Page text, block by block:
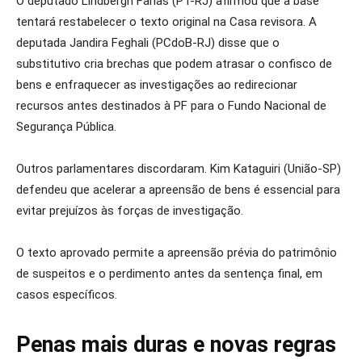
tentará restabelecer o texto original na Casa revisora. A
deputada Jandira Feghali (PCdoB-RJ) disse que o
substitutivo cria brechas que podem atrasar o confisco de
bens e enfraquecer as investigações ao redirecionar
recursos antes destinados à PF para o Fundo Nacional de
Segurança Pública.
Outros parlamentares discordaram. Kim Kataguiri (União-SP)
defendeu que acelerar a apreensão de bens é essencial para
evitar prejuízos às forças de investigação.
O texto aprovado permite a apreensão prévia do patrimônio
de suspeitos e o perdimento antes da sentença final, em
casos específicos.
Penas mais duras e novas regras